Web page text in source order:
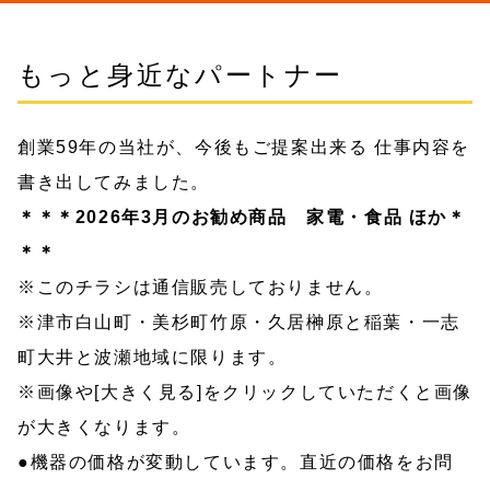
もっと身近なパートナー
創業59年の当社が、今後もご提案出来る 仕事内容を
書き出してみました。
＊＊＊2026年3 月のお勧め商品 家電・食品 ほか＊
＊＊
※このチラシは通信販売しておりません。
※津市白山町・美杉町竹原・久居榊原と稲葉・一志
町大井と波瀬地域に限ります。
※画像や[大きく見る]をクリックしていただくと画像
が大きくなります。
●機器の価格が変動しています。直近の価格をお問